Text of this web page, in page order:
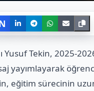
Yusuf Tekin, 2025-
yayımlayarak
eğitim sürecinin